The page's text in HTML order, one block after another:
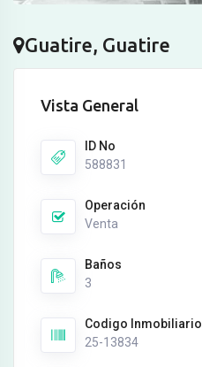
Guatire, Guatire
Vista General
ID No
588831
Operación
Venta
Baños
3
Codigo Inmobiliario
25-13834